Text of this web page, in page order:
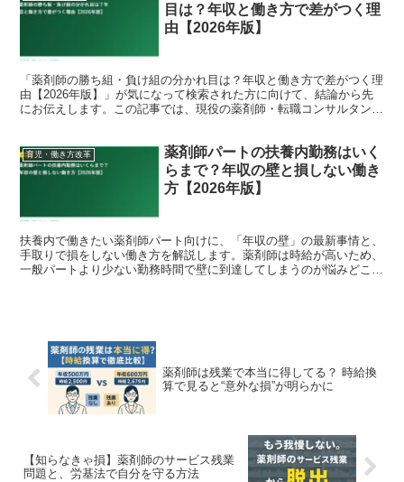
目は？年収と働き方で差がつく理
由【2026年版】
「薬剤師の勝ち組・負け組の分かれ目は？年収と働き方で差がつく理
由【2026年版】」が気になって検索された方に向けて、結論から先
にお伝えします。この記事では、現役の薬剤師・転職コンサルタント
育児・働き方改革
薬剤師パートの扶養内勤務はいく
らまで？年収の壁と損しない働き
方【2026年版】
扶養内で働きたい薬剤師パート向けに、「年収の壁」の最新事情と、
手取りで損をしない働き方を解説します。薬剤師は時給が高いため、
一般パートより少ない勤務時間で壁に到達してしまうのが悩みどこ
薬剤師は残業で本当に得してる？ 時給換
算で見ると“意外な損”が明らかに
【知らなきゃ損】薬剤師のサービス残業
問題と、労基法で自分を守る方法